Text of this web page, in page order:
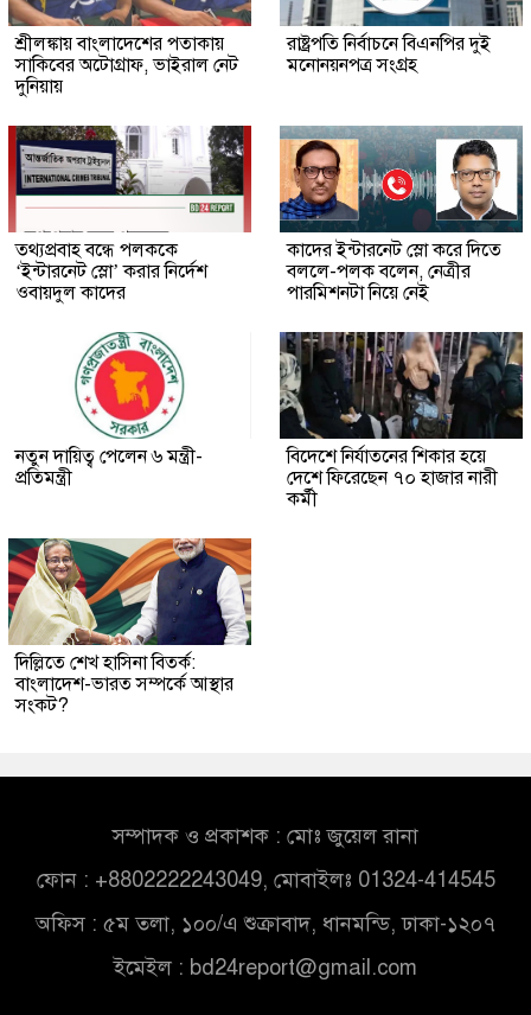
শ্রীলঙ্কায় বাংলাদেশের পতাকায়
সাকিবের অটোগ্রাফ, ভাইরাল নেট
দুনিয়ায়
রাষ্ট্রপতি নির্বাচনে বিএনপির দুই
মনোনয়নপত্র সংগ্রহ
তথ্যপ্রবাহ বন্ধে পলককে
‘ইন্টারনেট স্লো’ করার নির্দেশ
ওবায়দুল কাদের
কাদের ইন্টারনেট স্লো করে দিতে
বললে-পলক বলেন, নেত্রীর
পারমিশনটা নিয়ে নেই
নতুন দায়িত্ব পেলেন ৬ মন্ত্রী-
প্রতিমন্ত্রী
বিদেশে নির্যাতনের শিকার হয়ে
দেশে ফিরেছেন ৭০ হাজার নারী
কর্মী
দিল্লিতে শেখ হাসিনা বিতর্ক:
বাংলাদেশ-ভারত সম্পর্কে আস্থার
সংকট?
সম্পাদক ও প্রকাশক : মোঃ জুয়েল রানা
ফোন : +8802222243049, মোবাইলঃ 01324-414545
অফিস : ৫ম তলা, ১০০/এ শুক্রাবাদ, ধানমন্ডি, ঢাকা-১২০৭
ইমেইল : bd24report@gmail.com